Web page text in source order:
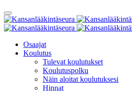
Osaajat
Koulutus
Tulevat koulutukset
Koulutuspolku
Näin aloitat koulutuksesi
Hinnat